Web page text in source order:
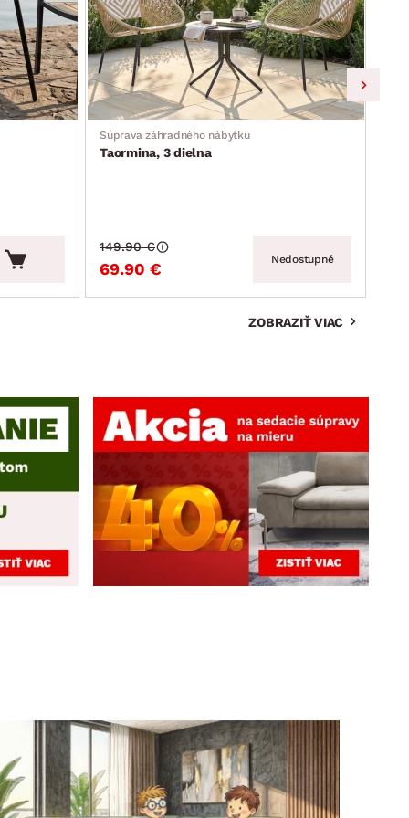
Súprava záhradného nábytku
Taormina, 3 dielna
69.90 €
149.90 €
Nedostupné
ZOBRAZIŤ VIAC